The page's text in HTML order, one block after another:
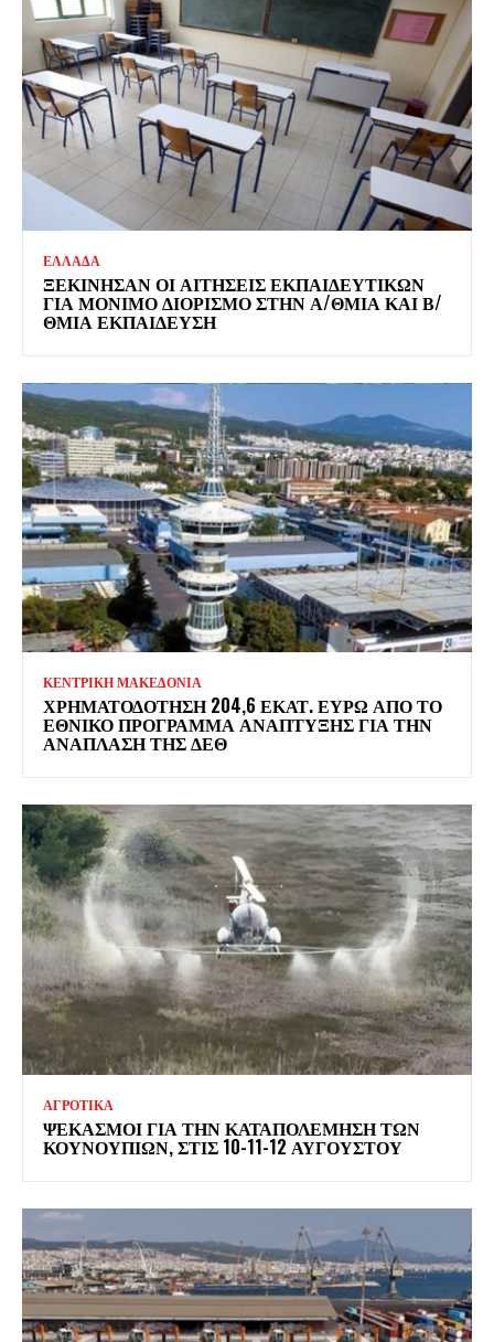
ΕΛΛΑΔΑ
ΞΕΚΊΝΗΣΑΝ ΟΙ ΑΙΤΉΣΕΙΣ ΕΚΠΑΙΔΕΥΤΙΚΏΝ
ΓΙΑ ΜΌΝΙΜΟ ΔΙΟΡΙΣΜΌ ΣΤΗΝ Α/ΘΜΙΑ ΚΑΙ Β/
ΘΜΙΑ ΕΚΠΑΊΔΕΥΣΗ
ΚΕΝΤΡΙΚΗ ΜΑΚΕΔΟΝΙΑ
ΧΡΗΜΑΤΟΔΌΤΗΣΗ 204,6 ΕΚΑΤ. ΕΥΡΏ ΑΠΌ ΤΟ
ΕΘΝΙΚΌ ΠΡΌΓΡΑΜΜΑ ΑΝΆΠΤΥΞΗΣ ΓΙΑ ΤΗΝ
ΑΝΆΠΛΑΣΗ ΤΗΣ ΔΕΘ
ΑΓΡΟΤΙΚΑ
ΨΕΚΑΣΜΟΊ ΓΙΑ ΤΗΝ ΚΑΤΑΠΟΛΈΜΗΣΗ ΤΩΝ
ΚΟΥΝΟΥΠΙΏΝ, ΣΤΙΣ 10-11-12 ΑΥΓΟΎΣΤΟΥ